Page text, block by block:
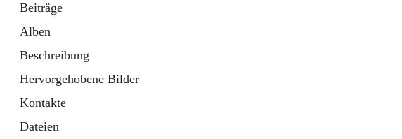
Beiträge
Alben
Beschreibung
Hervorgehobene Bilder
Kontakte
Dateien
Festival Sponsoren